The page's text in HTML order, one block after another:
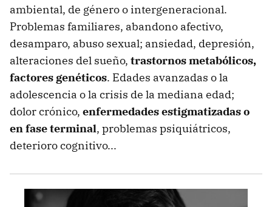
ambiental, de género o intergeneracional.
Problemas familiares, abandono afectivo,
desamparo, abuso sexual; ansiedad, depresión,
alteraciones del sueño, trastornos metabólicos,
factores genéticos. Edades avanzadas o la
adolescencia o la crisis de la mediana edad;
dolor crónico, enfermedades estigmatizadas o
en fase terminal, problemas psiquiátricos,
deterioro cognitivo...